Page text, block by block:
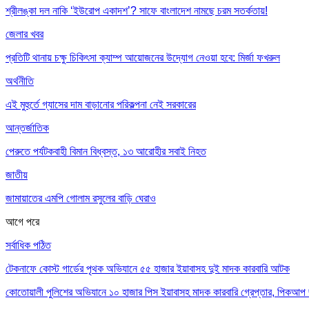
শ্রীলঙ্কা দল নাকি ‘ইউরোপ একাদশ’? সাফে বাংলাদেশ নামছে চরম সতর্কতায়!
জেলার খবর
প্রতিটি থানায় চক্ষু চিকিৎসা ক্যাম্প আয়োজনের উদ্যোগ নেওয়া হবে: মির্জা ফখরুল
অর্থনীতি
এই মুহুর্তে গ্যাসের দাম বাড়ানোর পরিকল্পনা নেই সরকারের
আন্তর্জাতিক
পেরুতে পর্যটকবাহী বিমান বিধ্বস্ত, ১৩ আরোহীর সবাই নিহত
জাতীয়
জামায়াতের এমপি গোলাম রসুলের বাড়ি ঘেরাও
আগে পরে
সর্বাধিক পঠিত
টেকনাফে কোস্ট গার্ডের পৃথক অভিযানে ৫৫ হাজার ইয়াবাসহ দুই মাদক কারবারি আটক
কোতোয়ালী পুলিশের অভিযানে ১০ হাজার পিস ইয়াবাসহ মাদক কারবারি গ্রেপ্তার, পিকআপ